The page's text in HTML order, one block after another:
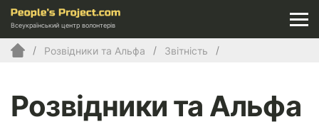
Всеукраїнський центр волонтерів
Розвідники та Альфа Звітність
Розвідники та Альфа